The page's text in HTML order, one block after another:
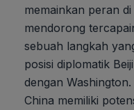
memainkan peran
mendorong
sebuah langkah
posisi diplomatik
dengan
China memiliki